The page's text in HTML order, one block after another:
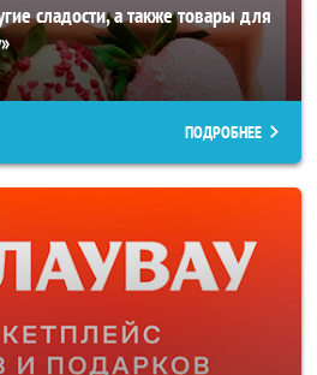
сладости, а также товары для
ПОДРОБНЕЕ